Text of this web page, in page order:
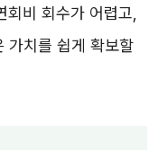
회비 회수가 어렵고,
가치를 쉽게 확보할